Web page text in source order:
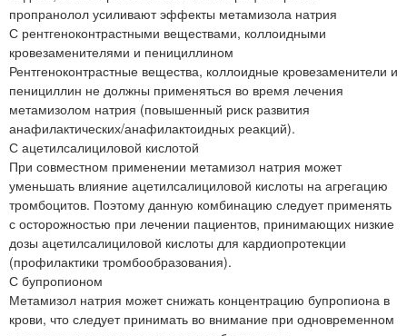
пропранолол усиливают эффекты метамизола натрия
С рентгеноконтрастными веществами, коллоидными
кровезаменителями и пенициллином
Рентгеноконтрастные вещества, коллоидные кровезаменители и
пенициллин не должны применяться во время лечения
метамизолом натрия (повышенный риск развития
анафилактических/анафилактоидных реакций).
С ацетилсалициловой кислотой
При совместном применении метамизол натрия может
уменьшать влияние ацетилсалициловой кислоты на агрегацию
тромбоцитов. Поэтому данную комбинацию следует применять
с осторожностью при лечении пациентов, принимающих низкие
дозы ацетилсалициловой кислоты для кардиопротекции
(профилактики тромбообразования).
С бупропионом
Метамизол натрия может снижать концентрацию бупропиона в
крови, что следует принимать во внимание при одновременном